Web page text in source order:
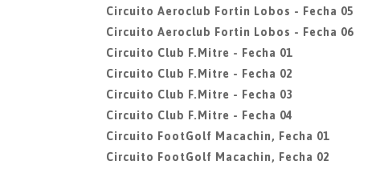
Circuito Aeroclub Fortin Lobos - Fecha 05
Circuito Aeroclub Fortin Lobos - Fecha 06
Circuito Club F.Mitre - Fecha 01
Circuito Club F.Mitre - Fecha 02
Circuito Club F.Mitre - Fecha 03
Circuito Club F.Mitre - Fecha 04
Circuito FootGolf Macachin, Fecha 01
Circuito FootGolf Macachin, Fecha 02